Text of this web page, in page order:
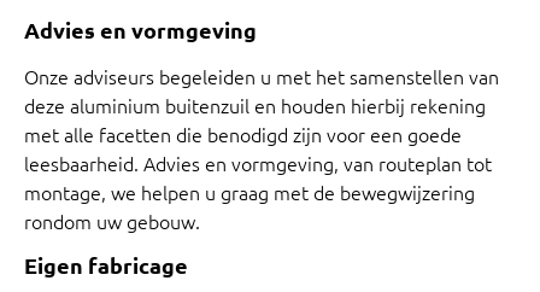
Advies en vormgeving
Onze adviseurs begeleiden u met het samenstellen van
deze aluminium buitenzuil en houden hierbij rekening
met alle facetten die benodigd zijn voor een goede
leesbaarheid. Advies en vormgeving, van routeplan tot
montage, we helpen u graag met de bewegwijzering
rondom uw gebouw.
Eigen fabricage